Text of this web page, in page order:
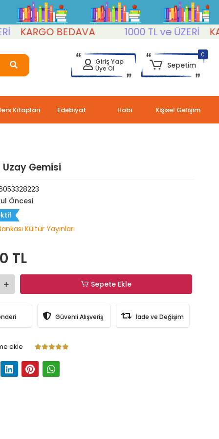
BEDAVA 1000 TL ve ÜZERİ
Giriş Yap
Üye Ol
0
Sepetim
Kitapları Edebiyat Hobi Kişisel Gelişim
Gemisi
Öncesi
Kültür Yayınları
TL
Sepete Ekle
Güvenli Alışveriş İade ve Değişim
ekle